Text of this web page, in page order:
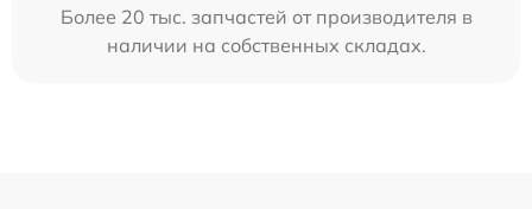
Более 20 тыс. запчастей от производителя в
наличии на собственных складах.